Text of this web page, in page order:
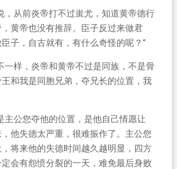
，从前炎帝打不过蚩尤，知道黄帝德行
黄帝也没有推辞。臣子反过来做君
子，自古就有，有什么奇怪的呢？”
一样，炎帝和黄帝不过是同族，不是骨
和我是同胞兄弟，夺兄长的位置，我
主公您夺他的位置，是他自己情愿让
他失德太严重，很难振作了。主公您
将来他的失德时间越久越明显，四方
会有怨愤分裂的一天，难免最后身败